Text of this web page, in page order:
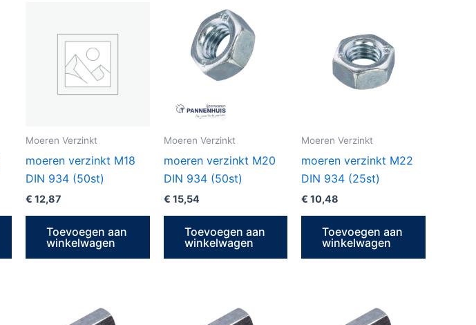
Moeren Verzinkt
moeren verzinkt M18
DIN 934 (50st)
€ 12,87
Toevoegen aan
winkelwagen
Moeren Verzinkt
moeren verzinkt M20
DIN 934 (50st)
€ 15,54
Toevoegen aan
winkelwagen
Moeren Verzinkt
moeren verzinkt M22
DIN 934 (25st)
€ 10,48
Toevoegen aan
winkelwagen